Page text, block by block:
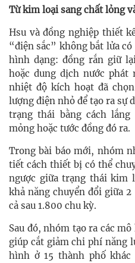
Từ kim loại sang chất lỏng
Hsu và đồng nghiệp thiết
“điện sắc” không bắt lửa
hình dạng: đồng rắn giữ
hoặc dung dịch nước phát
nhiệt độ kích hoạt đã
lượng điện nhỏ để tạo ra sự
trạng thái bằng cách
mỏng hoặc tước đồng đó ra.
Trong bài báo mới, nhóm
tiết cách thiết bị có thể
ngược giữa trạng thái kim
khả năng chuyển đổi giữa
cả sau 1.800 chu kỳ.
Sau đó, nhóm tạo ra các
giúp cắt giảm chi phí năng
hình ở 15 thành phố khác